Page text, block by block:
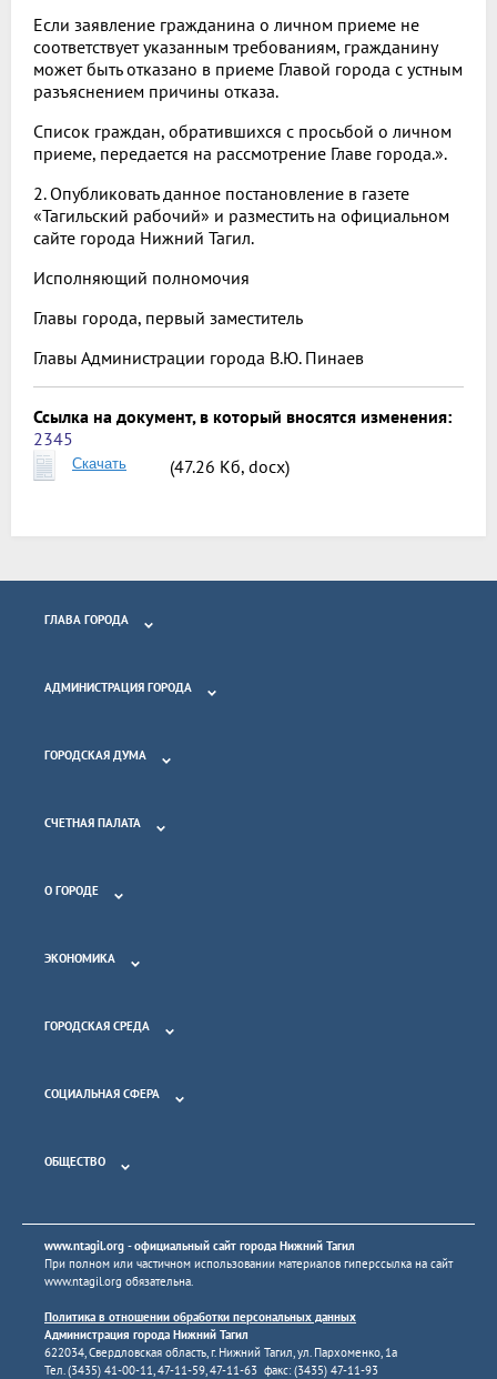
Если заявление гражданина о личном приеме не
соответствует указанным требованиям, гражданину
может быть отказано в приеме Главой города с устным
разъяснением причины отказа.
Список граждан, обратившихся с просьбой о личном
приеме, передается на рассмотрение Главе города.».
2. Опубликовать данное постановление в газете
«Тагильский рабочий» и разместить на официальном
сайте города Нижний Тагил.
Исполняющий полномочия
Главы города, первый заместитель
Главы Администрации города В.Ю. Пинаев
Ссылка на документ, в который вносятся изменения:
2345
Скачать (47.26 Кб, docx)
ГЛАВА ГОРОДА
АДМИНИСТРАЦИЯ ГОРОДА
ГОРОДСКАЯ ДУМА
СЧЕТНАЯ ПАЛАТА
О ГОРОДЕ
ЭКОНОМИКА
ГОРОДСКАЯ СРЕДА
СОЦИАЛЬНАЯ СФЕРА
ОБЩЕСТВО
www.ntagil.org - официальный сайт города Нижний Тагил
При полном или частичном использовании материалов гиперссылка на сайт
www.ntagil.org обязательна.
Политика в отношении обработки персональных данных
Администрация города Нижний Тагил
622034, Свердловская область, г. Нижний Тагил, ул. Пархоменко, 1а
Тел. (3435) 41-00-11, 47-11-59, 47-11-63 факс: (3435) 47-11-93